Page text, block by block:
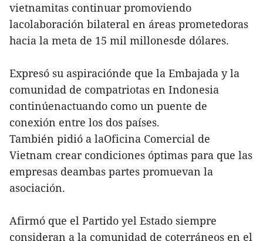
vietnamitas continuar promoviendo
lacolaboración bilateral en áreas prometedoras
hacia la meta de 15 mil millonesde dólares.
Expresó su aspiraciónde que la Embajada y la
comunidad de compatriotas en Indonesia
continúenactuando como un puente de
conexión entre los dos países.
También pidió a laOficina Comercial de
Vietnam crear condiciones óptimas para que las
empresas deambas partes promuevan la
asociación.
Afirmó que el Partido yel Estado siempre
consideran a la comunidad de coterráneos en el